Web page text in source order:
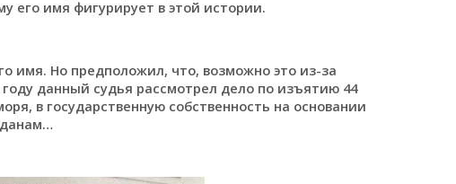
его имя фигурирует в этой истории.
имя. Но предположил, что, возможно это из-за
данный судья рассмотрел дело по изъятию 44
в государственную собственность на основании